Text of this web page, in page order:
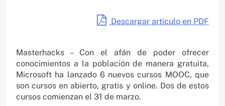
Descargar artículo en PDF
Masterhacks – Con el afán de poder ofrecer
conocimientos a la población de manera gratuita,
Microsoft ha lanzado 6 nuevos cursos MOOC, que
son cursos en abierto, gratis y online. Dos de estos
cursos comienzan el 31 de marzo.